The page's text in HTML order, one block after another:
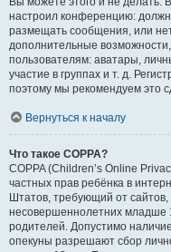
настроил конференцию:
размещать сообщения, или
дополнительные
пользователям: аватары,
участие в группах и т. д.
поэтому мы рекомендуем это
Вернуться к началу
Что такое COPPA?
COPPA (Children’s Online
частных прав ребёнка в
Штатов, требующий от
несовершеннолетних младше
родителей. Допустимо
опекуны разрешают сбор